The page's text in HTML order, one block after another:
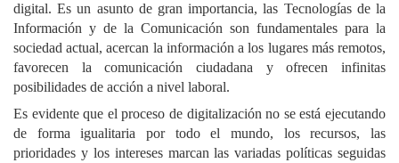
digital. Es un asunto de gran importancia, las Tecnologías de la
Información y de la Comunicación son fundamentales para la
sociedad actual, acercan la información a los lugares más remotos,
favorecen la comunicación ciudadana y ofrecen infinitas
posibilidades de acción a nivel laboral.
Es evidente que el proceso de digitalización no se está ejecutando
de forma igualitaria por todo el mundo, los recursos, las
prioridades y los intereses marcan las variadas políticas seguidas